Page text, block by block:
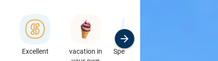
Excellent
vacation in
Specialbutikker